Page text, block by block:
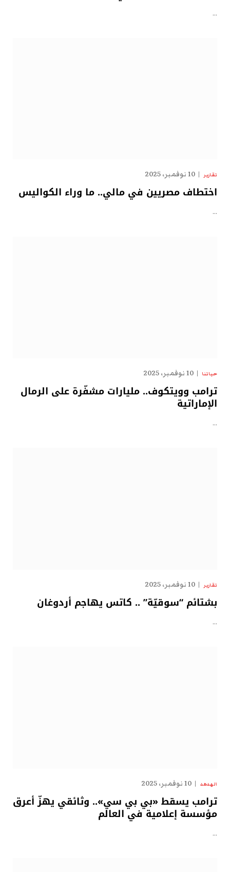
…
تقارير 10 نوفمبر، 2025
اختطاف مصريين في مالي.. ما وراء الكواليس
…
حياتنا 10 نوفمبر، 2025
ترامب وويتكوف.. مليارات مشفّرة على الرمال
الإماراتية
…
تقارير 10 نوفمبر، 2025
بشتائم “سوقيّة” .. كاتس يهاجم أردوغان
…
الهدهد 10 نوفمبر، 2025
ترامب يسقط «بي بي سي».. وثائقي يهزّ أعرق
مؤسسة إعلامية في العالم
…